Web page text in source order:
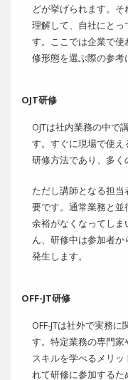
どが挙げられます。
理解して、自社にと
す。ここでは企業で
修形態を選ぶ際の参考
OJT研修
OJTは社内業務の中で
す。すぐに現場で使
研修方法であり、多く
ただし講師となる担
要です。通常業務と
余裕がなくなってし
ん、研修中は参加者
発生します。
OFF-JT研修
OFF-JTは社外で実務
す。特定業務の専門
スキルを学べるメリ
れて研修に参加するた